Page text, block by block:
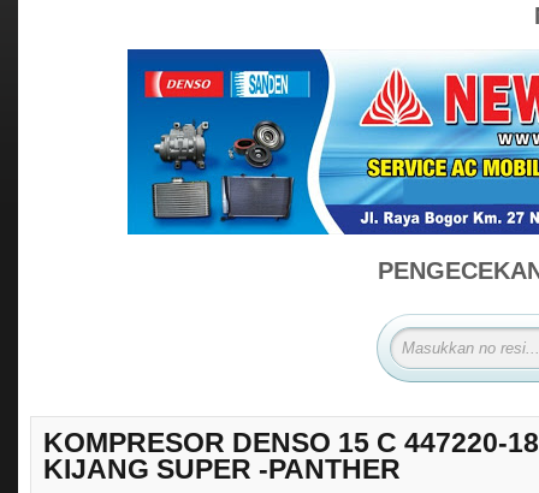
KOMPRESOR DENSO 15 C 447220-
KIJANG SUPER -PANTHER